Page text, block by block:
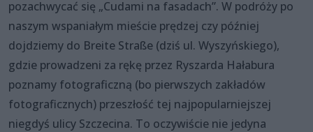
pozachwycać się „Cudami na fasadach”. W podróży po
naszym wspaniałym mieście prędzej czy później
dojdziemy do Breite Straße (dziś ul. Wyszyńskiego),
gdzie prowadzeni za rękę przez Ryszarda Hałabura
poznamy fotograficzną (bo pierwszych zakładów
fotograficznych) przeszłość tej najpopularniejszej
niegdyś ulicy Szczecina. To oczywiście nie jedyna